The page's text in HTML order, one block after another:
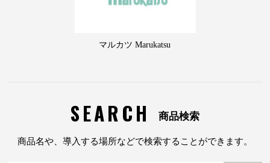
マルカツ Marukatsu
SEARCH 商品検索
商品名や、導入する場所などで検索することができます。